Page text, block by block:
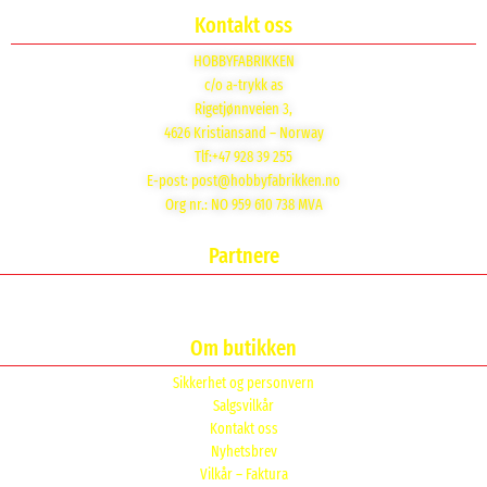
Kontakt oss
HOBBYFABRIKKEN
c/o a-trykk as
Rigetjønnveien 3,
4626 Kristiansand – Norway
Tlf:+47 928 39 255
E-post: post@hobbyfabrikken.no
Org nr.: NO 959 610 738 MVA
Partnere
Om butikken
Sikkerhet og personvern
Salgsvilkår
Kontakt oss
Nyhetsbrev
Vilkår – Faktura